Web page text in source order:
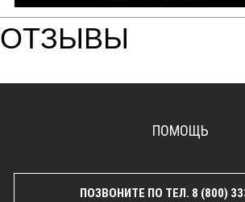
ОТЗЫВЫ
ПОМОЩЬ
ПОЗВОНИТЕ ПО ТЕЛ. 8 (800)